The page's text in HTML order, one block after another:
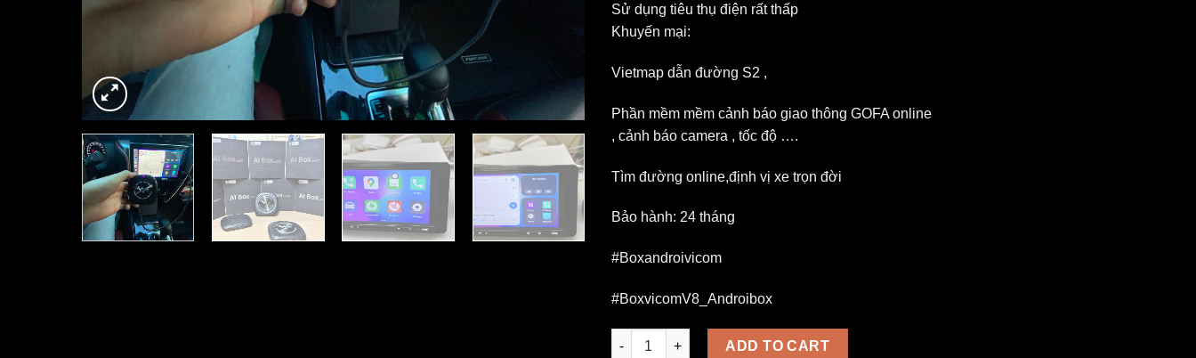
Sử dụng tiêu thụ điện rất thấp
Khuyến mại:
Vietmap dẫn đường S2 ,
Phần mềm mềm cảnh báo giao thông GOFA online
, cảnh báo camera , tốc độ ….
Tìm đường online,định vị xe trọn đời
Bảo hành: 24 tháng
#Boxandroivicom
#BoxvicomV8_Androibox
Androi Box V8 quantity
ADD TO CART